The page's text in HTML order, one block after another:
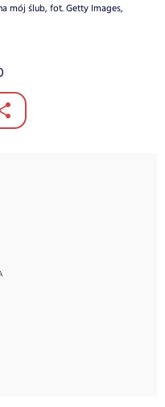
mój ślub, fot. Getty Images,